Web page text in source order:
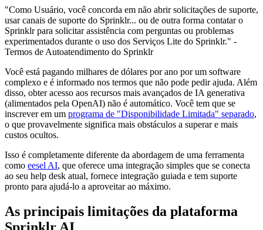
"Como Usuário, você concorda em não abrir solicitações de suporte,
usar canais de suporte do Sprinklr... ou de outra forma contatar o
Sprinklr para solicitar assistência com perguntas ou problemas
experimentados durante o uso dos Serviços Lite do Sprinklr." -
Termos de Autoatendimento do Sprinklr
Você está pagando milhares de dólares por ano por um software
complexo e é informado nos termos que não pode pedir ajuda. Além
disso, obter acesso aos recursos mais avançados de IA generativa
(alimentados pela OpenAI) não é automático. Você tem que se
inscrever em um programa de "Disponibilidade Limitada" separado,
o que provavelmente significa mais obstáculos a superar e mais
custos ocultos.
Isso é completamente diferente da abordagem de uma ferramenta
como eesel AI, que oferece uma integração simples que se conecta
ao seu help desk atual, fornece integração guiada e tem suporte
pronto para ajudá-lo a aproveitar ao máximo.
As principais limitações da plataforma
Sprinklr AI